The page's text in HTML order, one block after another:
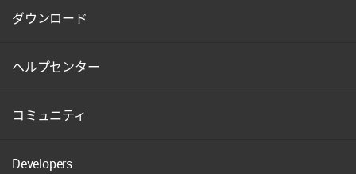
ダウンロード
ヘルプセンター
コミュニティ
Developers